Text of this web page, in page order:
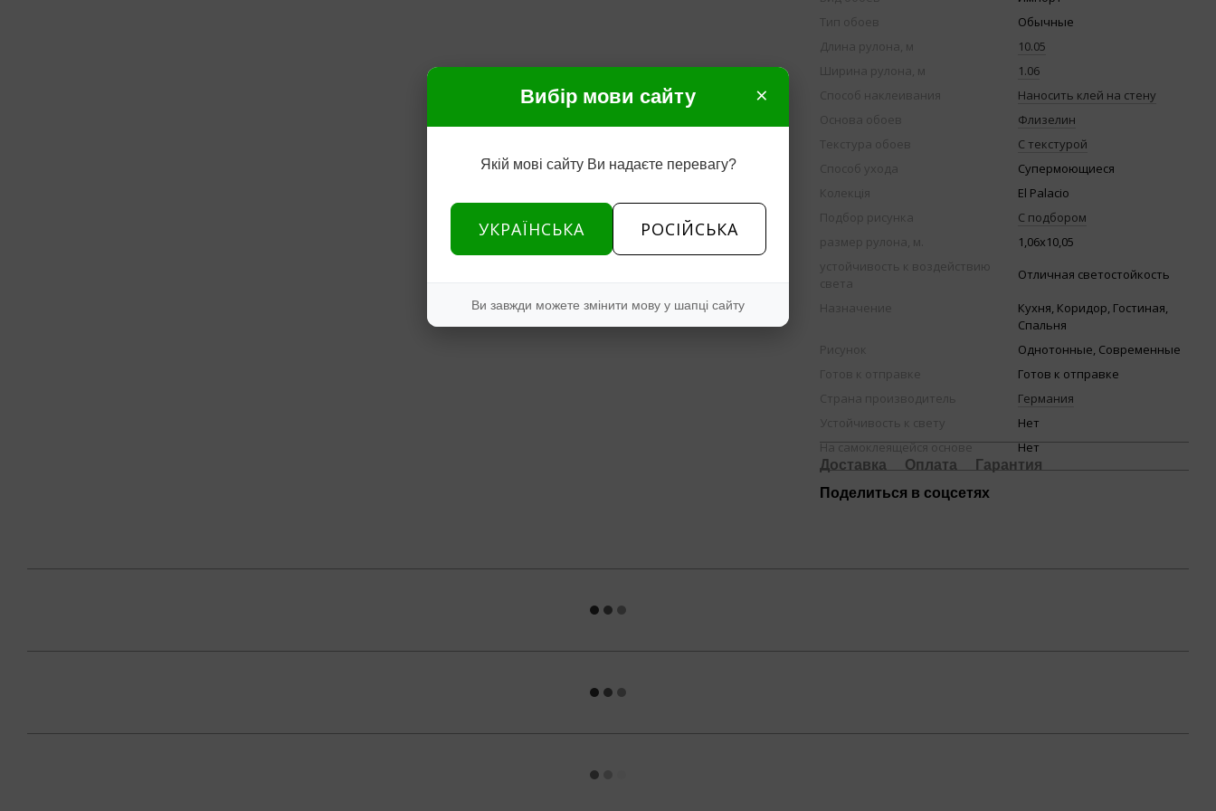
Тип обоев
Обычные
Длина рулона, м
10.05
Ширина рулона, м
1.06
Способ наклеивания
Наносить клей на стену
Основа обоев
Флизелин
Текстура обоев
С текстурой
Способ ухода
Супермоющиеся
Колекція
El Palacio
Подбор рисунка
С подбором
размер рулона, м.
1,06х10,05
устойчивость к воздействию
света
Отличная светостойкость
Назначение
Кухня, Коридор, Гостиная,
Спальня
Рисунок
Однотонные, Современные
Готов к отправке
Готов к отправке
Страна производитель
Германия
Устойчивость к свету
Нет
На самоклеящейся основе
Нет
Доставка Оплата
Гарантия
Поделиться в соцсетях
Вибір мови сайту ×
Якій мові сайту Ви надаєте перевагу?
УКРАЇНСЬКА РОСІЙСЬКА
Ви завжди можете змінити мову у шапці сайту